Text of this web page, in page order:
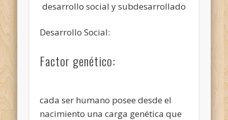
desarrollo social y subdesarrollado
Desarrollo Social:
Factor genético:
cada ser humano posee desde el
nacimiento una carga genética que